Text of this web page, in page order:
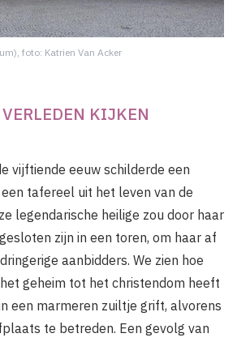
foto: Katrien Van Acker
KIJKEN
vijftiende eeuw schilderde een
tafereel uit het leven van de
legendarische heilige zou door haar
zijn in een toren, om haar af
aanbidders. We zien hoe
geheim tot het christendom heeft
een marmeren zuiltje grift, alvorens
te betreden. Een gevolg van